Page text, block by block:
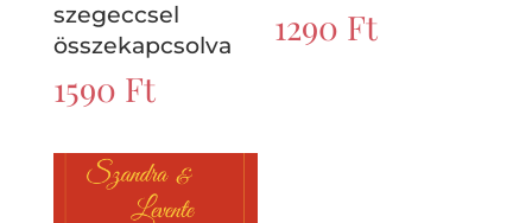
szegeccsel
összekapcsolva
1590 Ft
1290 Ft